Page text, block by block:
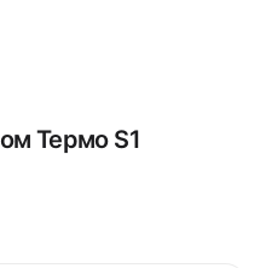
Термо S1